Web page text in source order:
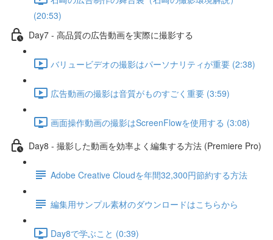
(20:53)
Day7 - 高品質の広告動画を実際に撮影する
バリュービデオの撮影はパーソナリティが重要 (2:38)
広告動画の撮影は音質がものすごく重要 (3:59)
画面操作動画の撮影はScreenFlowを使用する (3:08)
Day8 - 撮影した動画を効率よく編集する方法 (Premiere Pro)
Adobe Creative Cloudを年間32,300円節約する方法
編集用サンプル素材のダウンロードはこちらから
Day8で学ぶこと (0:39)